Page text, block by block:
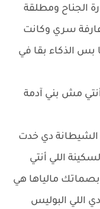
الجناح ومطلقة
سري وكانت
بس الذكاء بقا في
مش بني آدمة
الشيطانة دي خدت
اللي أنتي
مالياها هي
اللي البوليس